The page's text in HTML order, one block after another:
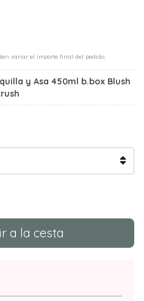
variar el importe final del pedido.
y Asa 450ml b.box Blush
a la cesta